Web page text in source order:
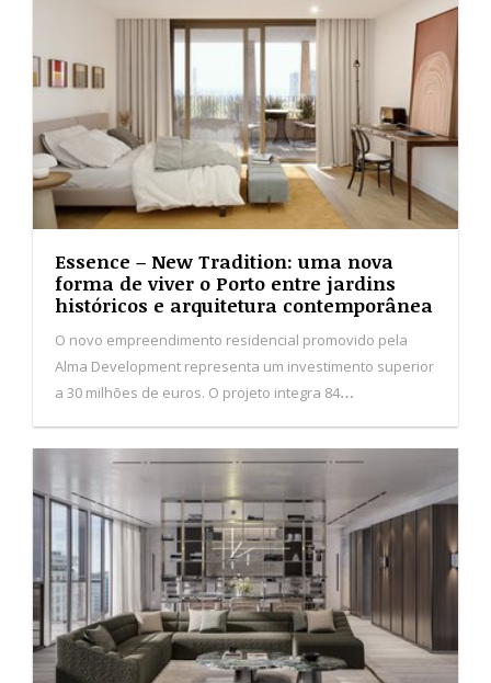
a 30 milhões de euros. O projeto integra 84
apartamentos distribuídos por quatro edifícios, inseridos
numa antiga quinta marcada por jardins e árvores
centenárias.
Karl Lagerfeld Residences Lisboa:
quando a moda encontra a arquitetura
Com um investimento estimado em 35 milhões de euros,
o projeto, desenvolvido em parceria com a promotora
Overseas, marca a entrada da marca Karl Lagerfeld no
segmento imobiliário de luxo em Portugal.